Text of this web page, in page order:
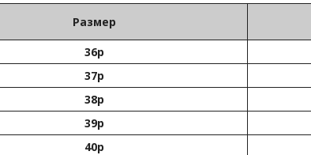
Размер
36р
37р
38р
39р
40р